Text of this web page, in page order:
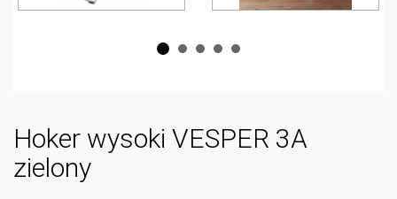
Hoker wysoki VESPER 3A
zielony